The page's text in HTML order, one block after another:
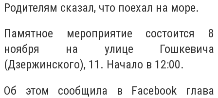
Родителям сказал, что поехал на море.
Памятное мероприятие состоится 8
ноября на улице Гошкевича
(Дзержинского), 11. Начало в 12:00.
Об этом сообщила в Facebook глава